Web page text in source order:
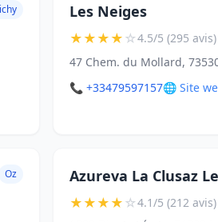
Les Neiges
★★★★☆4.5/5 (295 avis)
47 Chem. du Mollard,
📞 +33479597157🌐 Site
Oz Azureva La Clusaz
★★★★☆4.1/5 (212 avis)